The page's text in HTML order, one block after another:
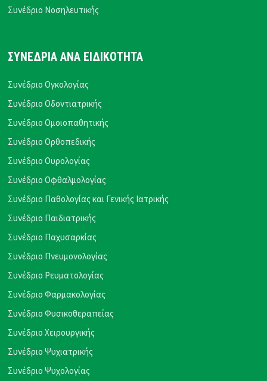
Συνέδριο Νοσηλευτικής
ΣΥΝΕΔΡΙΑ ΑΝΑ ΕΙΔΙΚΟΤΗΤΑ
Συνέδριο Ογκολογίας
Συνέδριο Οδοντιατρικής
Συνέδριο Ομοιοπαθητικής
Συνέδριο Ορθοπεδικής
Συνέδριο Ουρολογίας
Συνέδριο Οφθαλμολογίας
Συνέδριο Παθολογίας και Γενικής Ιατρικής
Συνέδριο Παιδιατρικής
Συνέδριο Παχυσαρκίας
Συνέδριο Πνευμονολογίας
Συνέδριο Ρευματολογίας
Συνέδριο Φαρμακολογίας
Συνέδριο Φυσικοθεραπείας
Συνέδριο Χειρουργικής
Συνέδριο Ψυχιατρικής
Συνέδριο Ψυχολογίας